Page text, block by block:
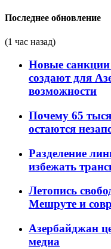
Последнее обновление
(1 час назад)
Новые
создают для
возможности
Почему 65
остаются
Разделение
избежать
Летопись
Мешруте и
Азербайджан
медиа